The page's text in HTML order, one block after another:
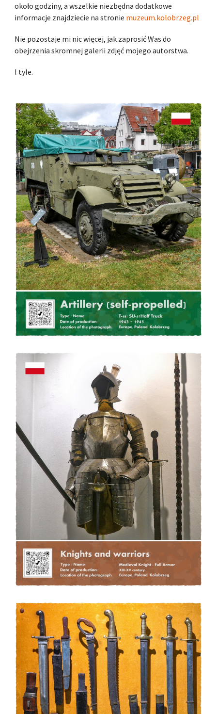
około godziny, a wszelkie niezbędna dodatkowe
informacje znajdziecie na stronie muzeum.kolobrzeg.pl
Nie pozostaje mi nic więcej, jak zaprosić Was do
obejrzenia skromnej galerii zdjęć mojego autorstwa.
I tyle.